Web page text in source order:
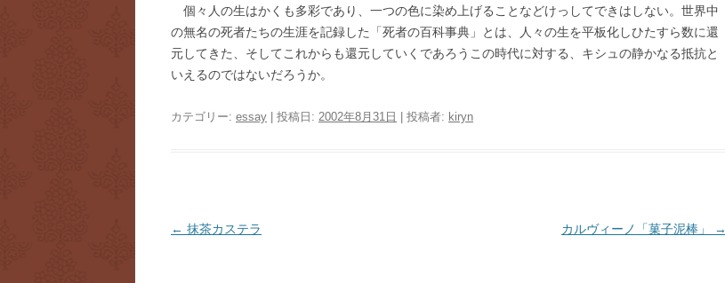
個々人の生はかくも多彩であり、一つの色に染め上げることなどけっしてできはしない。世界中
の無名の死者たちの生涯を記録した「死者の百科事典」とは、人々の生を平板化しひたすら数に還
元してきた、そしてこれからも還元していくであろうこの時代に対する、キシュの静かなる抵抗と
いえるのではないだろうか。
カテゴリー: essay | 投稿日: 2002年8月31日 投稿者: kiryn
投
← 抹茶カステラ カルヴィーノ「菓子泥棒」 →